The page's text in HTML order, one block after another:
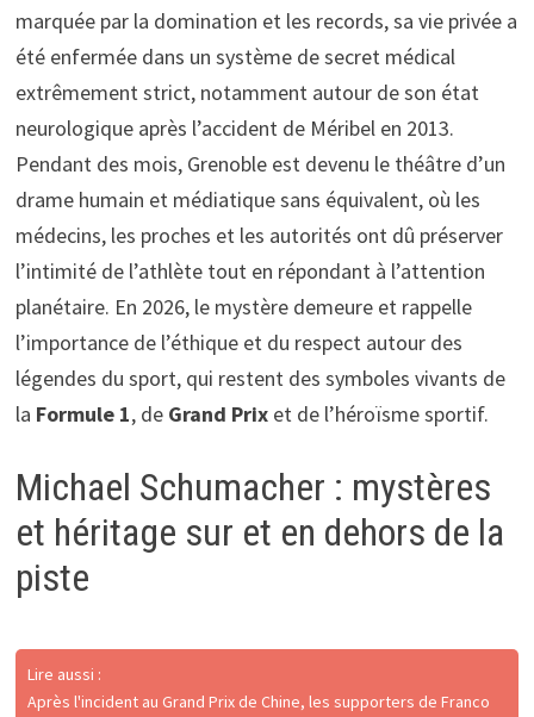
marquée par la domination et les records, sa vie privée a
été enfermée dans un système de secret médical
extrêmement strict, notamment autour de son état
neurologique après l’accident de Méribel en 2013.
Pendant des mois, Grenoble est devenu le théâtre d’un
drame humain et médiatique sans équivalent, où les
médecins, les proches et les autorités ont dû préserver
l’intimité de l’athlète tout en répondant à l’attention
planétaire. En 2026, le mystère demeure et rappelle
l’importance de l’éthique et du respect autour des
légendes du sport, qui restent des symboles vivants de
la Formule 1, de Grand Prixet de l’héroïsme sportif.
Michael Schumacher : mystères
et héritage sur et en dehors de la
piste
Lire aussi :
Après l'incident au Grand Prix de Chine, les supporters de Franco